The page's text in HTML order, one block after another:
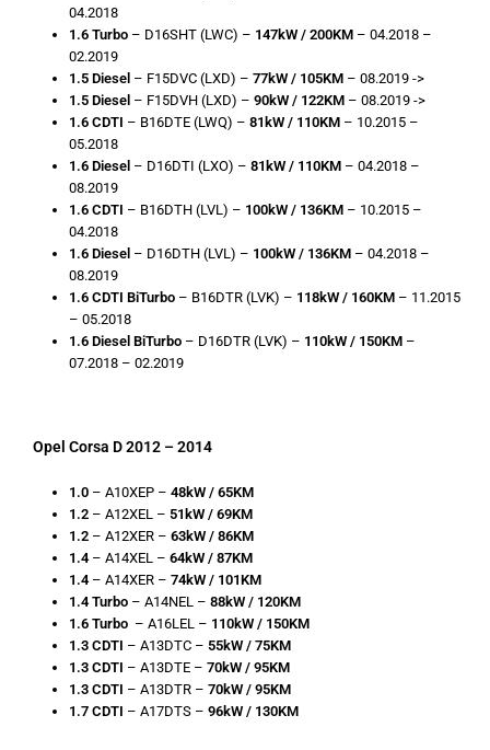
04.2018
1.6 Turbo – D16SHT (LWC) – 147kW / 200KM – 04.2018 –
02.2019
1.5 Diesel – F15DVC (LXD) –77kW / 105KM – 08.2019 ->
1.5 Diesel – F15DVH (LXD) –90kW / 122KM – 08.2019 ->
1.6 CDTI – B16DTE (LWQ) –81kW / 110KM – 10.2015 –
05.2018
1.6 Diesel – D16DTI (LXO) –81kW / 110KM – 04.2018 –
08.2019
1.6 CDTI – B16DTH (LVL) – 100kW / 136KM – 10.2015 –
04.2018
1.6 Diesel – D16DTH (LVL) – 100kW / 136KM – 04.2018 –
08.2019
1.6 CDTI BiTurbo – B16DTR (LVK) – 118kW / 160KM – 11.2015
– 05.2018
1.6 Diesel BiTurbo – D16DTR (LVK) – 110kW / 150KM –
07.2018 – 02.2019
Opel Corsa D 2012 – 2014
1.0 – A10XEP –48kW / 65KM
1.2 – A12XEL –51kW / 69KM
1.2 – A12XER – 63kW / 86KM
1.4– A14XEL –64kW / 87KM
1.4– A14XER –74kW / 101KM
1.4 Turbo – A14NEL –88kW / 120KM
1.6 Turbo – A16LEL – 110kW / 150KM
1.3 CDTI – A13DTC –55kW / 75KM
1.3 CDTI – A13DTE –70kW / 95KM
1.3 CDTI – A13DTR –70kW / 95KM
1.7 CDTI – A17DTS –96kW / 130KM